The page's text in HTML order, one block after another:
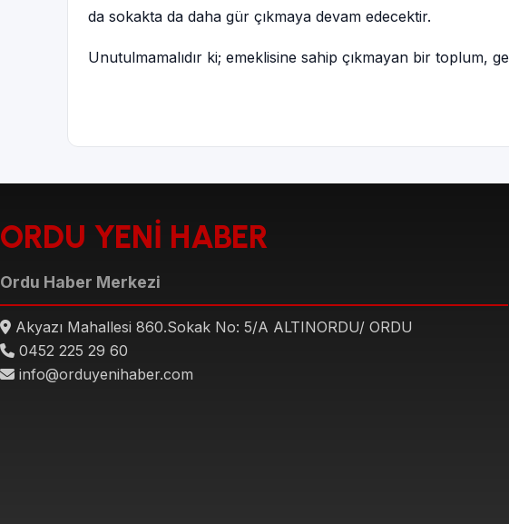
da sokakta da daha gür çıkmaya devam edecektir.
Unutulmamalıdır ki; emeklisine sahip çıkmayan bir toplum,
ORDU YENİ HABER
Ordu Haber Merkezi
Akyazı Mahallesi 860.Sokak No: 5/A ALTINORDU/ ORDU
0452 225 29 60
info@orduyenihaber.com